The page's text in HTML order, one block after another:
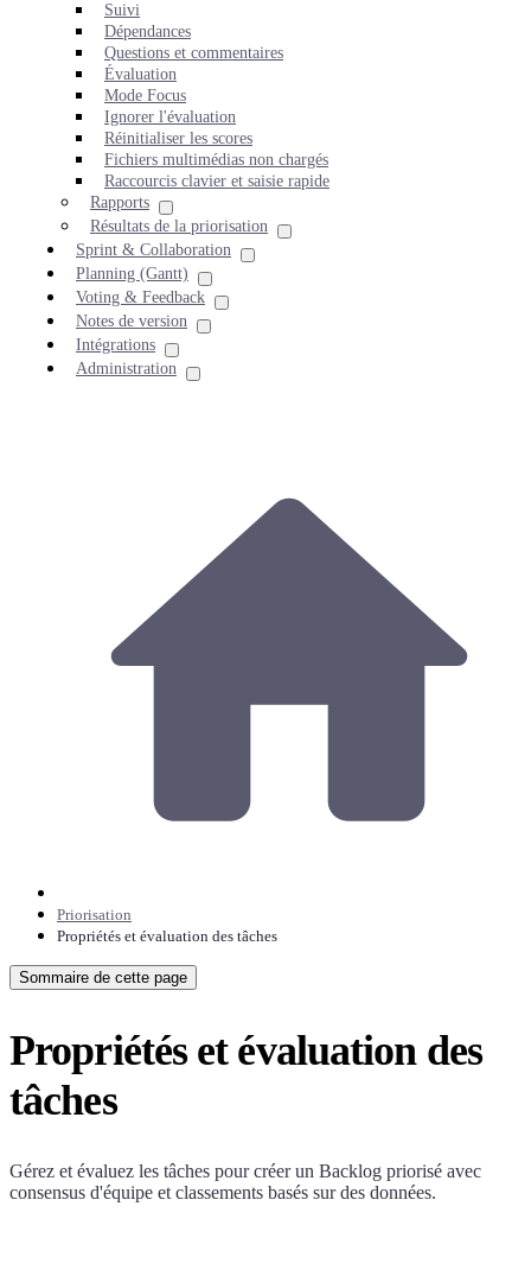
Suivi
Dépendances
Questions et commentaires
Évaluation
Mode Focus
Ignorer l'évaluation
Réinitialiser les scores
Fichiers multimédias non chargés
Raccourcis clavier et saisie rapide
Rapports
Résultats de la priorisation
Sprint & Collaboration
Planning (Gantt)
Voting & Feedback
Notes de version
Intégrations
Administration
Priorisation
Propriétés et évaluation des tâches
Sommaire de cette page
Propriétés et évaluation des
tâches
Gérez et évaluez les tâches pour créer un Backlog priorisé avec
consensus d'équipe et classements basés sur des données.